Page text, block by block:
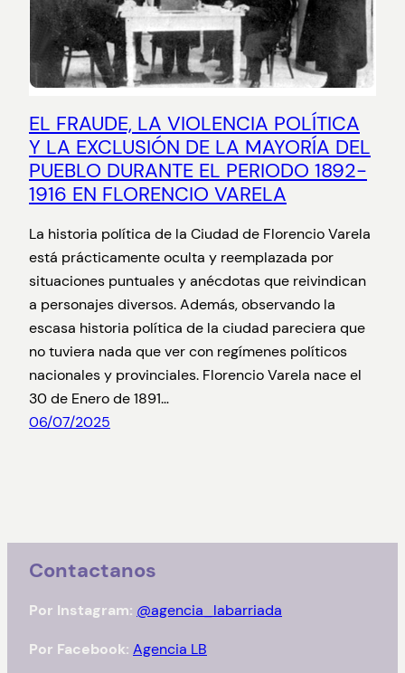
EL FRAUDE, LA VIOLENCIA POLÍTICA
Y LA EXCLUSIÓN DE LA MAYORÍA DEL
PUEBLO DURANTE EL PERIODO 1892-
1916 EN FLORENCIO VARELA
La historia política de la Ciudad de Florencio Varela
está prácticamente oculta y reemplazada por
situaciones puntuales y anécdotas que reivindican
a personajes diversos. Además, observando la
escasa historia política de la ciudad pareciera que
no tuviera nada que ver con regímenes políticos
nacionales y provinciales. Florencio Varela nace el
30 de Enero de 1891…
06/07/2025
Contactanos
Por Instagram: @agencia_labarriada
Por Facebook: Agencia LB